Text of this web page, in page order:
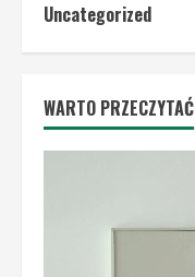
Uncategorized
WARTO PRZECZYTAĆ